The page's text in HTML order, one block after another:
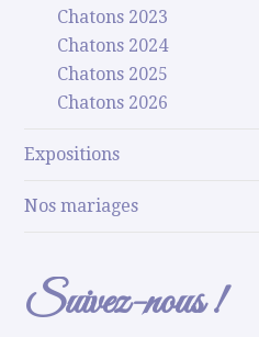
Chatons 2023
Chatons 2024
Chatons 2025
Chatons 2026
Expositions
Nos mariages
Suivez-nous !